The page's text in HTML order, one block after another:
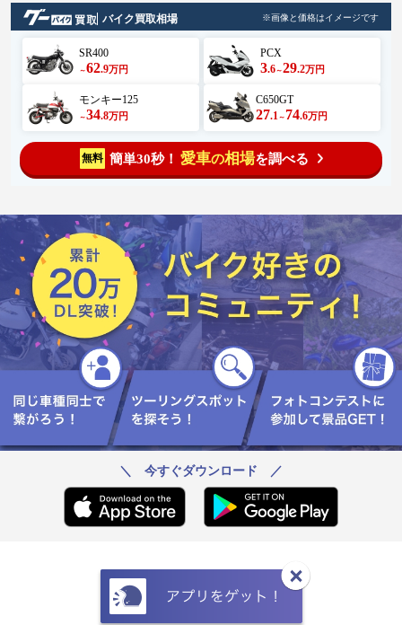
バイク買取相場 ※画像と価格はイメージです
SR400
～62.9万円
PCX
3.6～29.2万円
モンキー125
～34.8万円
C650GT
27.1 ～ 74.6万円
無料 簡単30秒！ 愛車の相場を調べる
＼ 今すぐダウンロード ／